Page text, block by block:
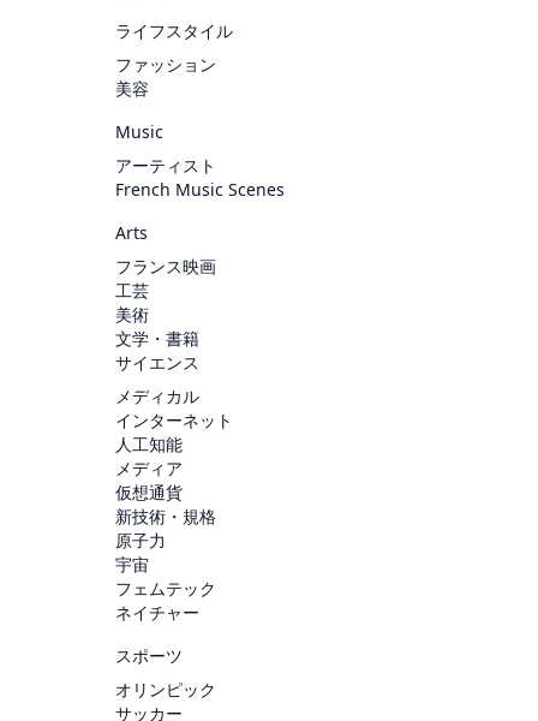
ライフスタイル
ファッション
美容
Music
アーティスト
French Music Scenes
Arts
フランス映画
工芸
美術
文学・書籍
サイエンス
メディカル
インターネット
人工知能
メディア
仮想通貨
新技術・規格
原子力
宇宙
フェムテック
ネイチャー
スポーツ
オリンピック
サッカー